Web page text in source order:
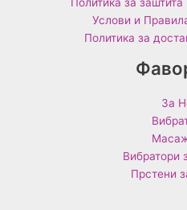
Политика за
Услови и
Политика за
За
Вибратори
Прстени